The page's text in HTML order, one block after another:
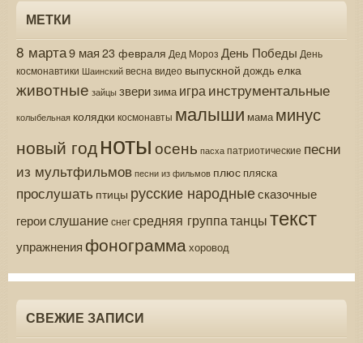
МЕТКИ
8 марта9 мая 23 февраля Дед Мороз День Победы День
космонавтики Шаинскийвесна видео выпускной дождь елка
животные зайцы зверизима игра инструментальные
колыбельная колядки космонавты малыши мама минус
новый годнотыосень пасха патриотические песни
из мультфильмов песни из фильмов плюс пляска
прослушать птицы русские народныесказочные
героислушаниеснегсредняя группатанцытекст
упражнения фонограммахоровод
СВЕЖИЕ ЗАПИСИ